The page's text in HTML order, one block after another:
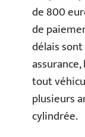
de 800
de
délais
tout
plusieurs
cylindrée.